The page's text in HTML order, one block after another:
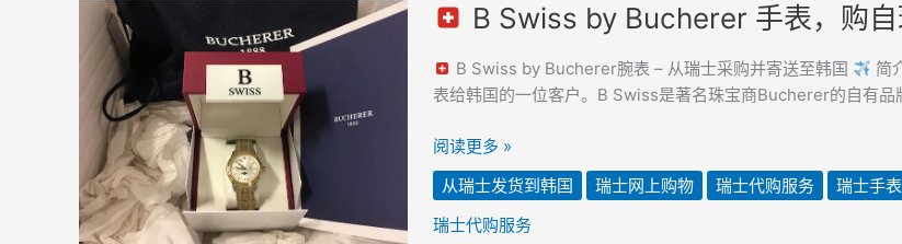
邮
国
B Swiss by Bucherer 手表，购
B Swiss by Bucherer腕表 – 从瑞士采购并寄送至韩国
简
表给韩国的一位客户。B Swiss是著名珠宝商Bucherer的自有品
Swiss
by
腕
表，
购
自
阅读更多 »
从瑞士发货到韩国
瑞士网上购物 瑞士代购服务
瑞士手表
瑞士代购服务